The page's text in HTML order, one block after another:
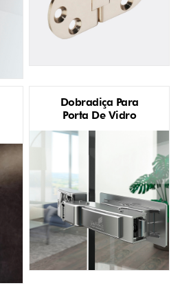
Dobradiça Para
Porta De Vidro